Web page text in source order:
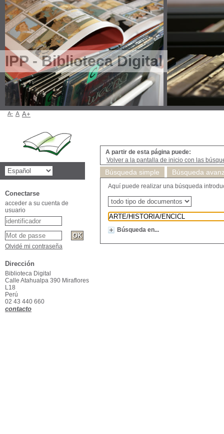
IPP - Biblioteca Digital
A partir de esta página puede:
Volver a la pantalla de inicio con las
Búsqueda simple Búsqueda
Aquí puede realizar una búsqueda
Búsqueda en...
A- A A+
Conectarse
acceder a su cuenta de
usuario
Olvidé mi contraseña
Dirección
Biblioteca Digital
Calle Atahualpa 390 Miraflores
L18
Perú
02 43 440 660
contacto